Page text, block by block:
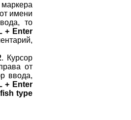
имени
то
+ Enter
. Курсор
от
ввода,
+ Enter
type